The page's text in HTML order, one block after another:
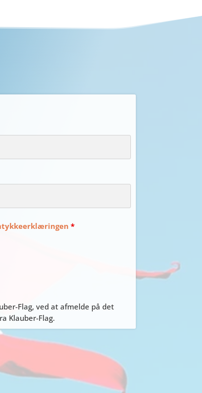
*
Flag, ved at afmelde på det
Klauber-Flag.